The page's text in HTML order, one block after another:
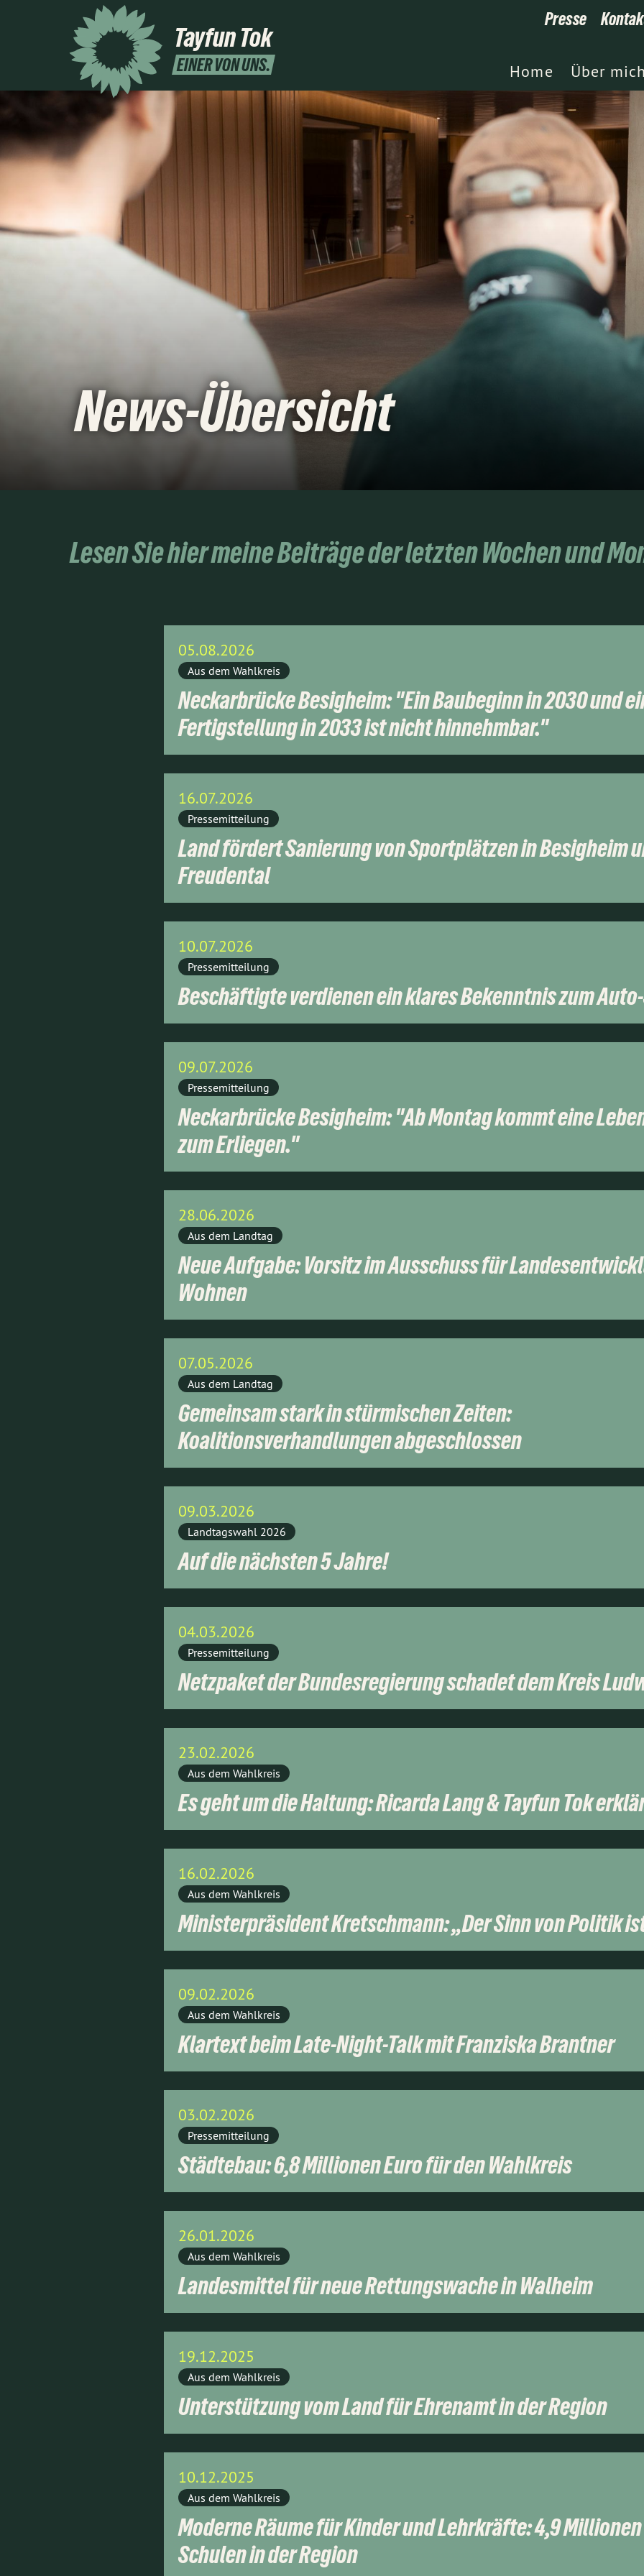
Tayfun Tok
EINER VON UNS.
Presse
Home Über mich
News-Übersicht
Lesen Sie hier meine Beiträge der letzten Wochen und
05.08.2026
Aus dem Wahlkreis
Neckarbrücke Besigheim: "Ein Baubeginn in 2030 und
Fertigstellung in 2033 ist nicht hinnehmbar."
16.07.2026
Pressemitteilung
Land fördert Sanierung von Sportplätzen in Besigheim
Freudental
10.07.2026
Pressemitteilung
Beschäftigte verdienen ein klares Bekenntnis zum
09.07.2026
Pressemitteilung
Neckarbrücke Besigheim: "Ab Montag kommt eine
zum Erliegen."
28.06.2026
Aus dem Landtag
Neue Aufgabe: Vorsitz im Ausschuss für
Wohnen
07.05.2026
Aus dem Landtag
Gemeinsam stark in stürmischen Zeiten:
Koalitionsverhandlungen abgeschlossen
09.03.2026
Landtagswahl 2026
Auf die nächsten 5 Jahre!
04.03.2026
Pressemitteilung
Netzpaket der Bundesregierung schadet dem Kreis
23.02.2026
Aus dem Wahlkreis
Es geht um die Haltung: Ricarda Lang & Tayfun Tok
16.02.2026
Aus dem Wahlkreis
Ministerpräsident Kretschmann: „Der Sinn von Politik
09.02.2026
Aus dem Wahlkreis
Klartext beim Late-Night-Talk mit Franziska Brantner
03.02.2026
Pressemitteilung
Städtebau: 6,8 Millionen Euro für den Wahlkreis
26.01.2026
Aus dem Wahlkreis
Landesmittel für neue Rettungswache in Walheim
19.12.2025
Aus dem Wahlkreis
Unterstützung vom Land für Ehrenamt in der Region
10.12.2025
Aus dem Wahlkreis
Moderne Räume für Kinder und Lehrkräfte: 4,9
Schulen in der Region